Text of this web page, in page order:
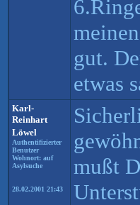
gut.
etwas
Karl-
Reinhart
Löwel
Authentifizierter
Benutzer
Wohnort: auf
Asylsuche
28.02.2001 21:43
mußt